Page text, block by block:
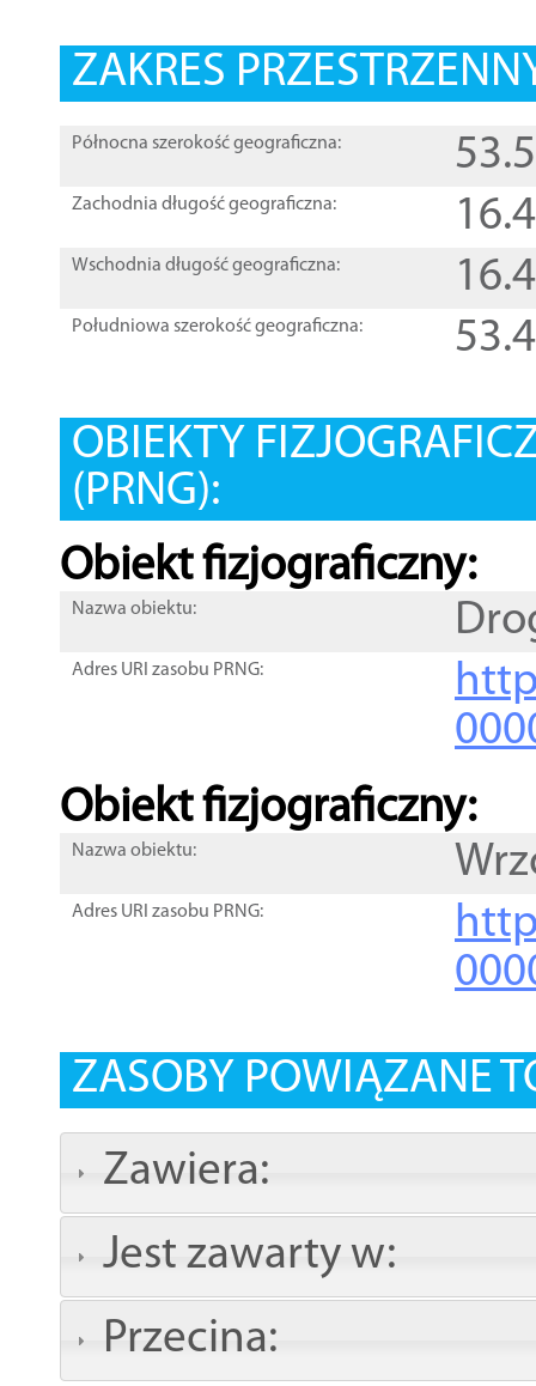
ZAKRES
Północna szerokość geograficzna:
Zachodnia długość geograficzna:
Wschodnia długość geograficzna:
Południowa szerokość geograficzna:
OBIEKTY
(PRNG):
Obiekt fizjograficzny:
Nazwa obiektu:
Adres URI zasobu PRNG:
Obiekt fizjograficzny:
Nazwa obiektu:
Adres URI zasobu PRNG:
ZASOBY POWIĄZANE
Zawiera:
Jest zawarty w:
Przecina: